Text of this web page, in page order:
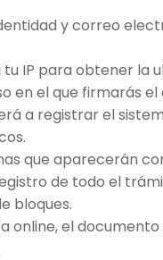
y correo
IP para obtener la
en el que firmarás
a registrar el
que aparecerán
de todo el
bloques.
online, el